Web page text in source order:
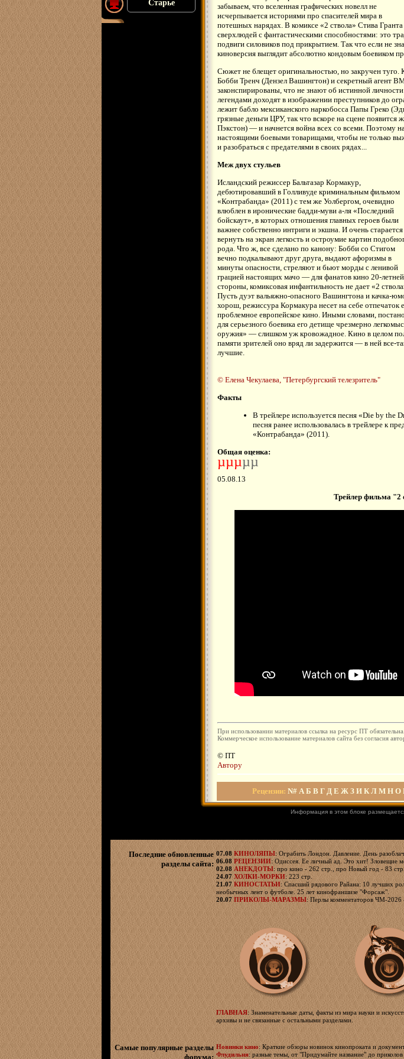
Старье
забываем, что вселенная графических новелл не
исчерпывается историями про спасителей мира в
потешных нарядах. В комиксе «2 ствола» Стива Гранта
сверхлюдей с фантастическими способностями: это
подвиги силовиков под прикрытием. Так что если не
киноверсия выглядит абсолютно кондовым боевиком
Сюжет не блещет оригинальностью, но закручен туго.
Бобби Тренч (Дензел Вашингтон) и секретный агент
законспирированы, что не знают об истинной
легендами доходят в изображении преступников до
лежит бабло мексиканского наркобосса Папы Греко
грязные деньги ЦРУ, так что вскоре на сцене
Пэкстон) — и начнется война всех со всеми. Поэтому
настоящими боевыми товарищами, чтобы не только
и разобраться с предателями в своих рядах...
Меж двух стульев
Исландский режиссер Бальтазар Кормакур,
дебютировавший в Голливуде криминальным фильмом
«Контрабанда» (2011) с тем же Уолбергом, очевидно
влюблен в иронические бадди-муви а-ля «Последний
бойскаут», в которых отношения главных героев были
важнее собственно интриги и экшна. И очень старается
вернуть на экран легкость и остроумие картин
рода. Что ж, все сделано по канону: Бобби со Стигом
вечно подкалывают друг друга, выдают афоризмы в
минуты опасности, стреляют и бьют морды с ленивой
грацией настоящих мачо — для фанатов кино 20-
стороны, комиксовая инфантильность не дает «2
Пусть дуэт вальяжно-опасного Вашингтона и качка-
хорош, режиссура Кормакура несет на себе отпечаток
проблемное европейское кино. Иными словами,
для серьезного боевика его детище чрезмерно
оружия» — слишком уж кровожадное. Кино в целом
памяти зрителей оно вряд ли задержится — в ней все-
лучшие.
© Елена Чекулаева, "Петербургский телезритель"
Факты
В трейлере используется песня «Die by the
песня ранее использовалась в трейлере к
«Контрабанда» (2011).
Общая оценка:
µµµµµ
05.08.13
Трейлер фильма "2
При использовании материалов ссылка на ресурс ПТ обязательна.
Коммерческое использование материалов сайта без согласия
© ПТ
Автору
Рецензии: N# А Б В Г Д Е Ж З И К Л М Н О
Информация в этом блоке
Последние обновленные
разделы сайта:
07.08 КИНОЛЯПЫ: Ограбить Лондон. Давление. День
06.08 РЕЦЕНЗИИ: Одиссея. Ее личный ад. Это хит! Зловещие
02.08 АНЕКДОТЫ: про кино - 262 стр., про Новый год - 83
24.07 ХОЛКИ-МОРКИ: 223 стр.
21.07 КИНОСТАТЬИ: Спасший рядового Райана: 10 лучших
необычных лент о футболе. 25 лет кинофраншизе "Форсаж".
20.07 ПРИКОЛЫ-МАРАЗМЫ: Перлы комментаторов ЧМ-2026
ГЛАВНАЯ: Знаменательные даты, факты из мира науки и
архивы и не связанные с остальными разделами.
Самые популярные разделы
форума:
Новинки кино: Краткие обзоры новинок кинопроката и
Флудильня: разные темы, от "Придумайте название" до